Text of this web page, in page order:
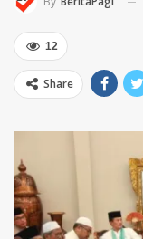
12
Share